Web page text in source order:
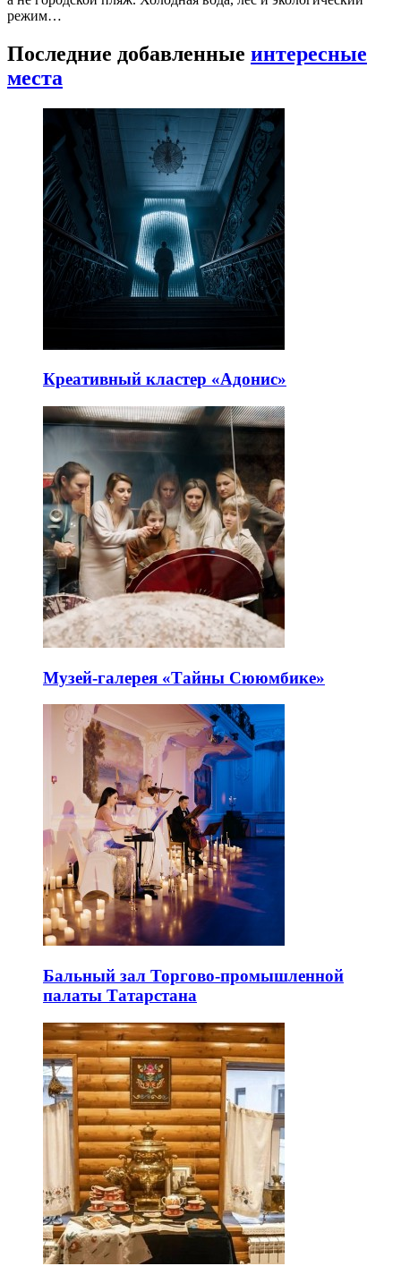
режим…
Последние добавленные интересные
места
Креативный кластер «Адонис»
Музей-галерея «Тайны Сююмбике»
Бальный зал Торгово-промышленной
палаты Татарстана